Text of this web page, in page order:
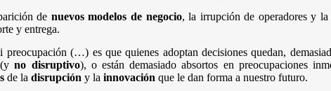
de nuevos modelos de negocio, la irrupción de operadores y la
y entrega.
(…) es que quienes adoptan decisiones quedan,
(yno disruptivo), o están demasiado absortos en preocupaciones
de ladisrupción y lainnovación que le dan forma a nuestro futuro.